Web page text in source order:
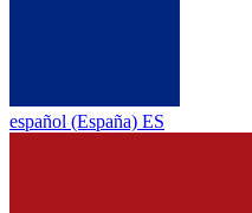
español (España) ES